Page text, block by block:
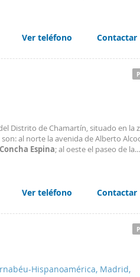
supermercados y colegios.
aquí? Nº AICAT: 8446
Ver teléfono Contactar
Distrito de Chamartín, situado en la
al norte la avenida de Alberto
Concha Espina; al oeste el paseo de la
privados
Ver teléfono Contactar
Hispanoamérica, Madrid,